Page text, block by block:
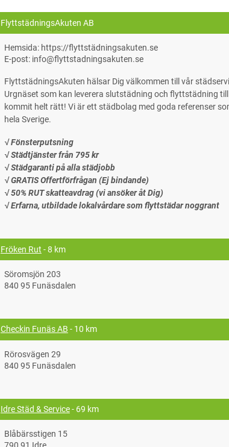
FlyttstädningsAkuten AB
Hemsida: https://flyttstädningsakuten.se
E-post: info@flyttstadningsakuten.se
FlyttstädningsAkuten hälsar Dig välkommen till vår
Urgnäset som kan leverera slutstädning och flyttstädning
kommit helt rätt! Vi är ett städbolag med goda referenser
hela Sverige.
√ Fönsterputsning
√ Städtjänster från 795 kr
√ Städgaranti på alla städjobb
√ GRATIS Offertförfrågan (Ej bindande)
√ 50% RUT skatteavdrag (vi ansöker åt Dig)
√ Erfarna, utbildade lokalvårdare som flyttstädar noggrant
Fröken Rut - 8 km
Söromsjön 203
840 95 Funäsdalen
Checkin Funäs AB - 10 km
Rörosvägen 29
840 95 Funäsdalen
Idre Städ & Service- 69 km
Blåbärsstigen 15